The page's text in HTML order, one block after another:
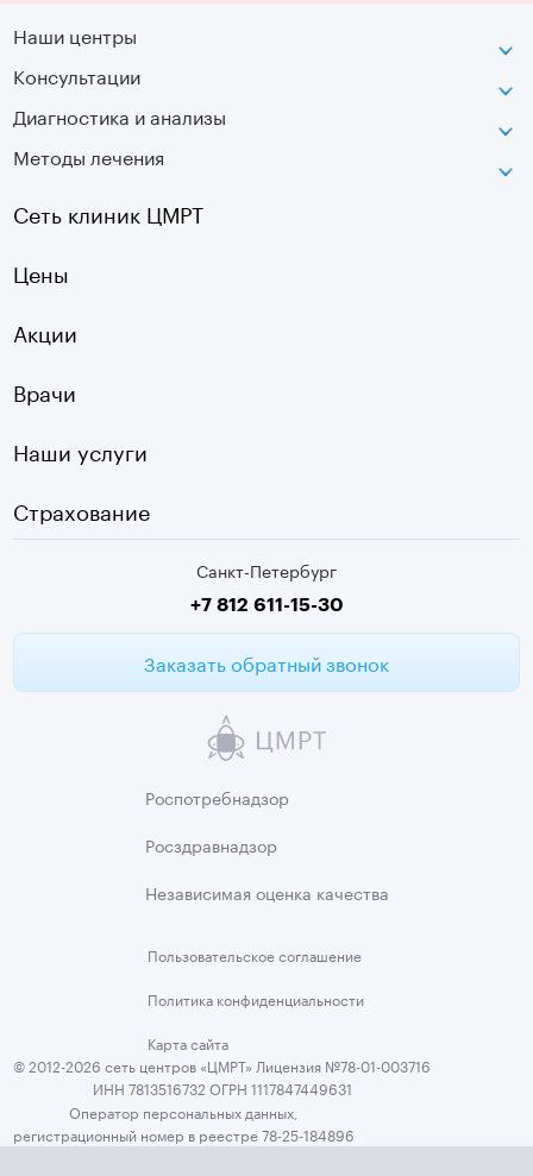
Наши центры
Петроградская
Лаборатория движения
Московская
Озерки
Садовая
Старая Деревня
Девяткино
г. Колпино
Консультации
Диагностика и анализы
МРТ
Оптическая топография
УЗДГ
Чек-ап
ЭКГ
Медицинские анализы
Методы лечения
Санкт-Петербург
+7 812 611-15-30
Заказать обратный звонок
Сеть клиник ЦМРТ
Цены
Акции
Врачи
Наши услуги
Страхование
Пользовательскоесоглашение
Политика конфиденциальности
Карта сайта
Роспотребнадзор
Росздравнадзор
Независимая оценка качества
© 2012-2026 сеть центров «ЦМРТ» Лицензия №78-01-003716
ИНН 7813516732 ОГРН 1117847449631
Оператор персональных данных,
регистрационный номер в реестре 78-25-184896